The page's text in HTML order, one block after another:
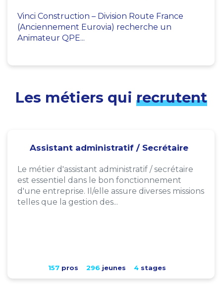
Vinci Construction – Division Route France
(Anciennement Eurovia) recherche un
Animateur QPE...
Les métiers qui recrutent
Assistant administratif / Secrétaire
Le métier d'assistant administratif / secrétaire
est essentiel dans le bon fonctionnement
d'une entreprise. Il/elle assure diverses missions
telles que la gestion des...
157 pros 296 jeunes 4 stages